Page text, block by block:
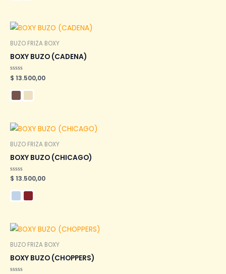
BUZO FRIZA BOXY
BOXY BUZO (CADENA)
Valorado
en
0
de
5
$ 13.500,00
BUZO FRIZA BOXY
BOXY BUZO (CHICAGO)
Valorado
en
0
5
$ 13.500,00
BUZO FRIZA BOXY
BOXY BUZO (CHOPPERS)